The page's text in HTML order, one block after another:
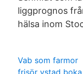
liggprognos
hälsa inom
Vab som farmor
frisör ystad